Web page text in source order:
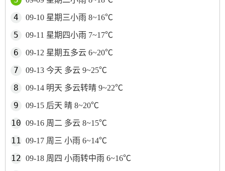
09-10 星期三小雨 8~16℃
09-11 星期四小雨 7~17℃
09-12 星期五多云 6~20℃
09-13 今天 多云 9~25℃
09-14 明天 多云转晴 9~22℃
09-15 后天 晴 8~20℃
09-16 周二 多云 8~15℃
09-17 周三 小雨 6~14℃
09-18 周四 小雨转中雨 6~16℃